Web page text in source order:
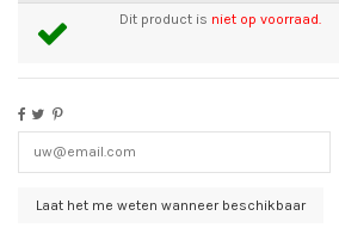
Dit product is niet op voorraad.